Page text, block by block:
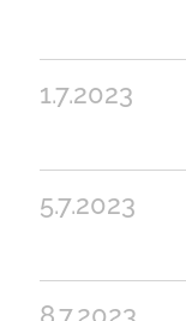
1.7.2023
5.7.2023